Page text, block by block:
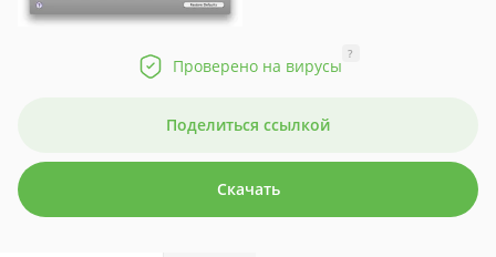
Проверено на вирусы
?
Поделиться ссылкой
Скачать